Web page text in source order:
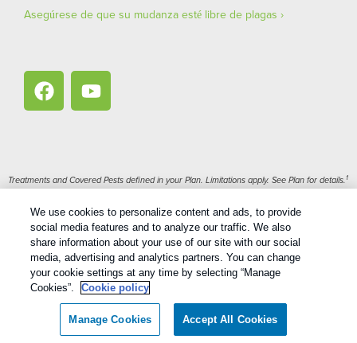
Asegúrese de que su mudanza esté libre de plagas
Treatments and Covered Pests defined in your Plan. Limitations apply. See Plan for details. 1
Copyright All Rights Reserved Bug Out © 2026 | Privacy Policy
Terms Of Use|XML Sitemap
Español English(Inglés)
We use cookies to personalize content and ads, to provide
social media features and to analyze our traffic. We also
share information about your use of our site with our social
media, advertising and analytics partners. You can change
your cookie settings at any time by selecting “Manage
Cookies”.
Cookie policy
Manage Cookies Accept All Cookies